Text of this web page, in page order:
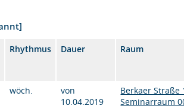
Rhythmus Dauer Raum
wöch.
von
10.04.2019
Berkaer Straße
Seminarraum